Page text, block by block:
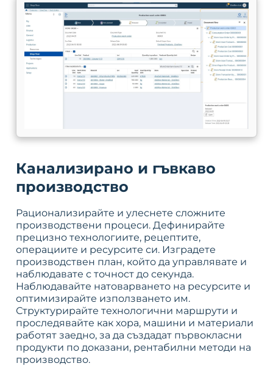
Канализирано и гъвкаво
производство
Рационализирайте и улеснете сложните
производствени процеси. Дефинирайте
прецизно технологиите, рецептите,
операциите и ресурсите си. Изградете
производствен план, който да управлявате и
наблюдавате с точност до секунда.
Наблюдавайте натоварването на ресурсите и
оптимизирайте използването им.
Структурирайте технологични маршрути и
проследявайте как хора, машини и материали
работят заедно, за да създадат първокласни
продукти по доказани, рентабилни методи на
производство.